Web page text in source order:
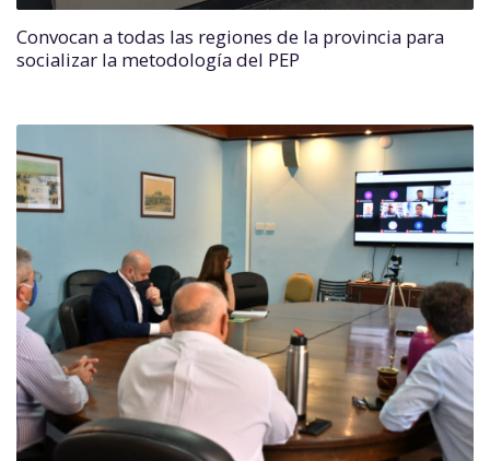
Convocan a todas las regiones de la provincia para
socializar la metodología del PEP